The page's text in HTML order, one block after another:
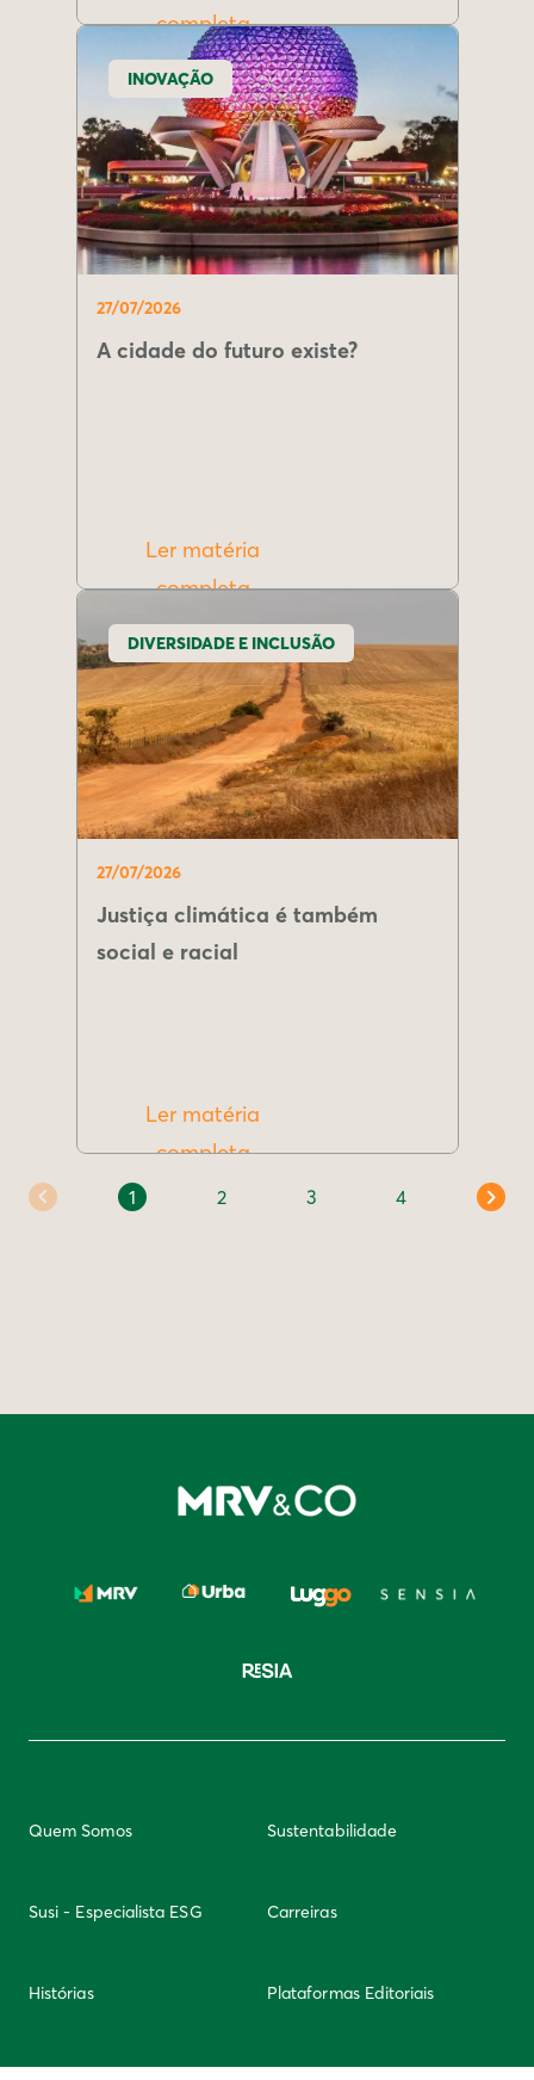
completa
INOVAÇÃO
27/07/2026
A cidade do futuro existe?
Ler matéria
completa
DIVERSIDADE E INCLUSÃO
27/07/2026
Justiça climática é também
social e racial
Ler matéria
completa
1 2 3 4
Quem Somos Sustentabilidade
Susi - Especialista ESG Carreiras
Histórias Plataformas Editoriais
Newsletter Integridade